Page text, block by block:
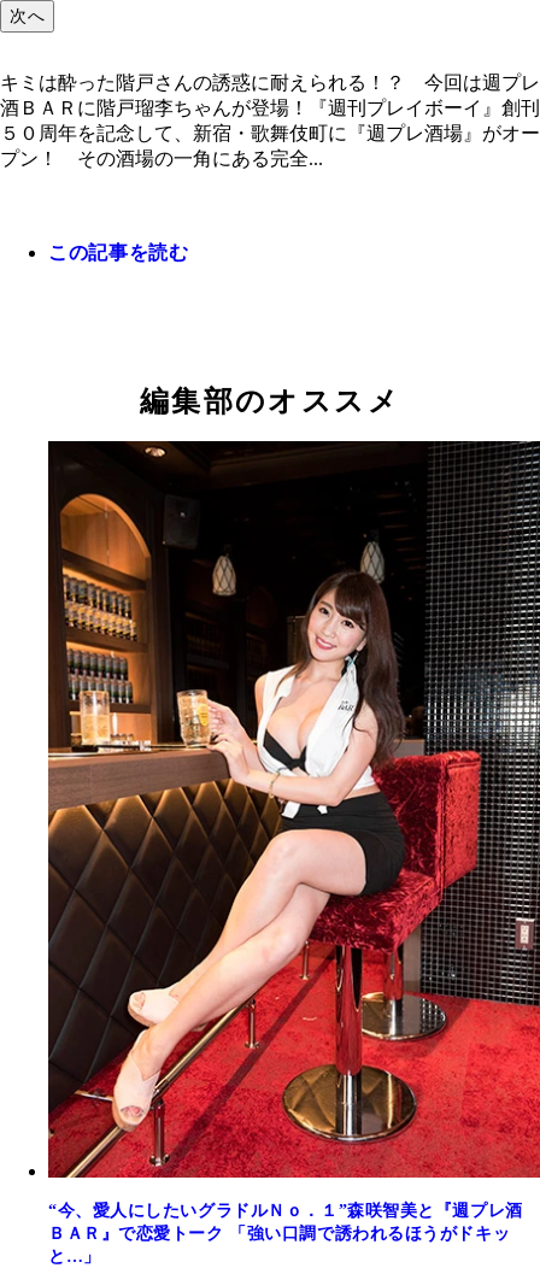
次へ
キミは酔った階戸さんの誘惑に耐えられる！？ 今回は週プレ
酒ＢＡＲに階戸瑠李ちゃんが登場！『週刊プレイボーイ』創刊
５０周年を記念して、新宿・歌舞伎町に『週プレ酒場』がオー
プン！ その酒場の一角にある完全...
この記事を読む
編集部のオススメ
“今、愛人にしたいグラドルＮｏ．１”森咲智美と『週プレ酒
ＢＡＲ』で恋愛トーク 「強い口調で誘われるほうがドキッ
と…」